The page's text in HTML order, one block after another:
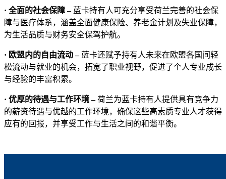
· 全面的社会保障 – 蓝卡持有人可充分享受荷兰完善的社会保
障与医疗体系，涵盖全面健康保险、养老金计划及失业保障，
为生活品质与财务安全保驾护航。
· 欧盟内的自由流动 – 蓝卡还赋予持有人未来在欧盟各国间轻
松流动与就业的机会，拓宽了职业视野，促进了个人专业成长
与经验的丰富积累。
· 优厚的待遇与工作环境 –荷兰为蓝卡持有人提供具有竞争力
的薪资待遇与优越的工作环境，确保这些高素质专业人才获得
应有的回报，并享受工作与生活之间的和谐平衡。